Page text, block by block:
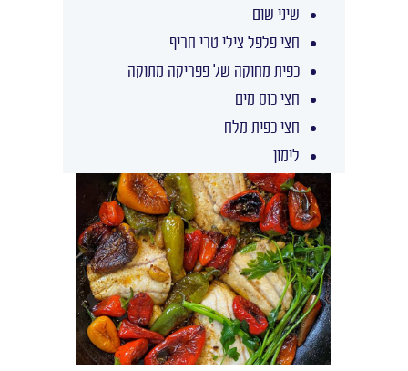
שיני שום
חצי פלפל צילי טרי חריף
כפית מחוקה של פפריקה מתוקה
חצי כוס מים
חצי כפית מלח
לימון